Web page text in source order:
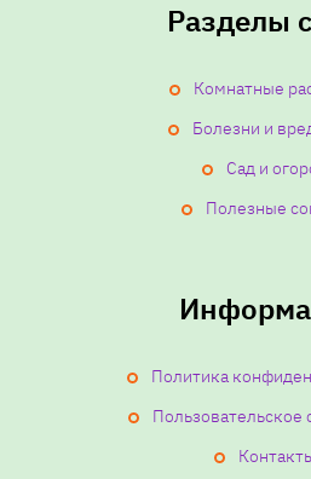
Разделы
Комнатные
Болезни и
Сад и
Полезные
Политика
Пользовательское